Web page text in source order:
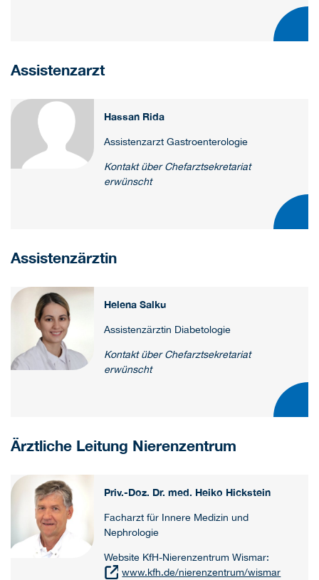
Assistenzarzt
Hassan Rida
Assistenzarzt Gastroenterologie
Kontakt über Chefarztsekretariat
erwünscht
Assistenzärztin
Helena Salku
Assistenzärztin Diabetologie
Kontakt über Chefarztsekretariat
erwünscht
Ärztliche Leitung Nierenzentrum
Priv.-Doz. Dr. med. Heiko Hickstein
Facharzt für Innere Medizin und
Nephrologie
Website KfH-Nierenzentrum Wismar:
www.kfh.de/nierenzentrum/wismar